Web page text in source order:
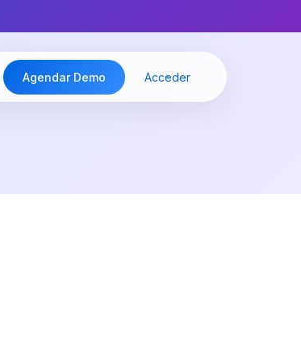
Agendar Demo Acceder